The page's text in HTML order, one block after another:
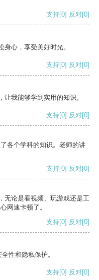
支持[0] 反对[0]
心，享受美好时光。
支持[0] 反对[0]
我能够学到实用的知识。
支持[0] 反对[0]
各个学科的知识。老师的讲
支持[0] 反对[0]
无论是看视频、玩游戏还是工
网速卡顿了。
支持[0] 反对[0]
性和隐私保护。
支持[0] 反对[0]